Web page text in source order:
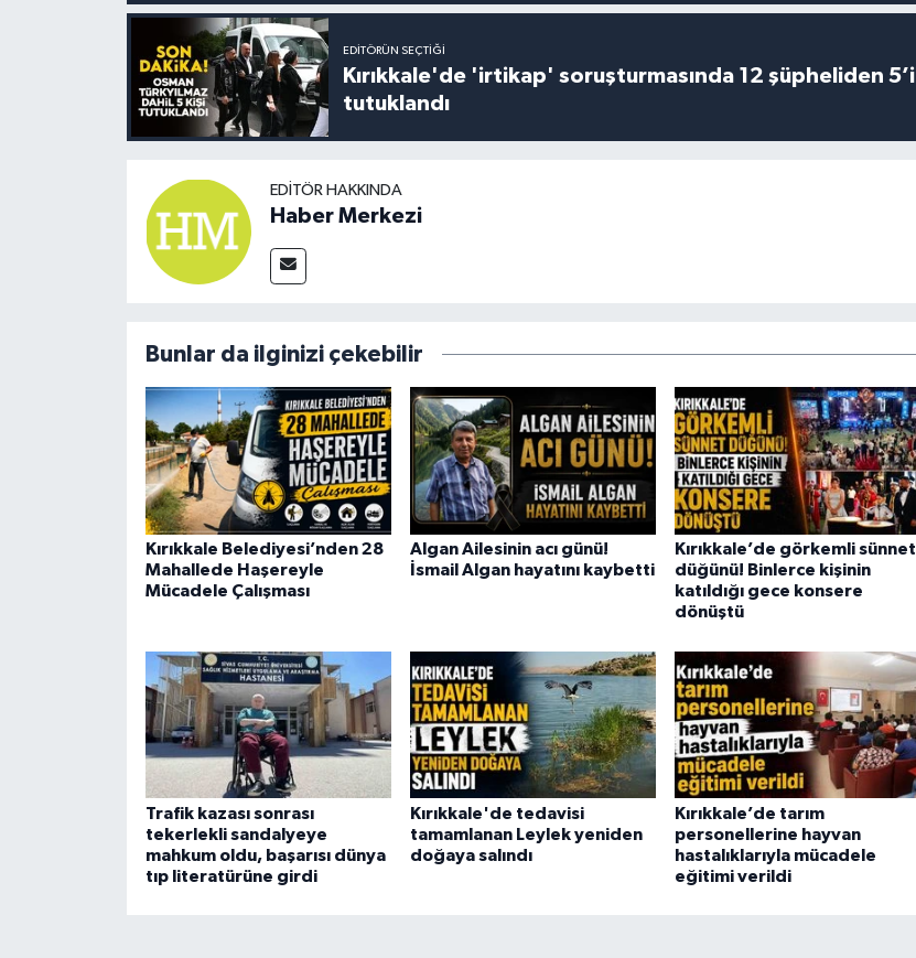
EDITÖRÜN SEÇTIĞI
Kırıkkale'de 'irtikap' soruşturmasında 12 şüpheliden 5’i
tutuklandı
EDITÖR HAKKINDA
Haber Merkezi
Bunlar da ilginizi çekebilir
Kırıkkale Belediyesi’nden 28
Mahallede Haşereyle
Mücadele Çalışması
Algan Ailesinin acı günü!
İsmail Algan hayatını kaybetti
Kırıkkale’de görkemli sünnet
düğünü! Binlerce kişinin
katıldığı gece konsere
dönüştü
Trafik kazası sonrası
tekerlekli sandalyeye
mahkum oldu, başarısı dünya
tıp literatürüne girdi
Kırıkkale'de tedavisi
tamamlanan Leylek yeniden
doğaya salındı
Kırıkkale’de tarım
personellerine hayvan
hastalıklarıyla mücadele
eğitimi verildi